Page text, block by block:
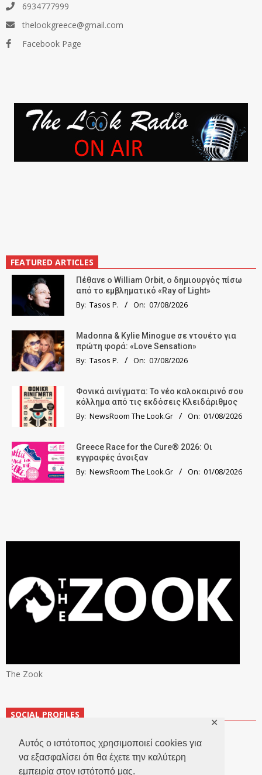
Αυτός ο ιστότοπος χρησιμοποιεί cookies για
να εξασφαλίσει ότι θα έχετε την καλύτερη
εμπειρία στον ιστότοπό μας.
✕
6934777999
thelookgreece@gmail.com
Facebook Page
FEATURED ARTICLES
Πέθανε ο William Orbit, ο δημιουργός πίσω
από το εμβληματικό «Ray of Light»
By: Tasos P. On: 07/08/2026
Madonna & Kylie Minogue σε ντουέτο για
πρώτη φορά: «Love Sensation»
By: Tasos P. On: 07/08/2026
Φονικά αινίγματα: Το νέο καλοκαιρινό σου
κόλλημα από τις εκδόσεις Κλειδάριθμος
By: NewsRoom The Look.Gr On: 01/08/2026
Greece Race for the Cure® 2026: Οι
εγγραφές άνοιξαν
By: NewsRoom The Look.Gr On: 01/08/2026
The Zook
SOCIAL PROFILES